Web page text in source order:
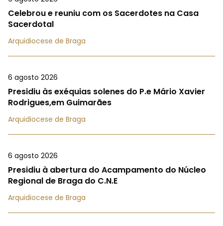
Celebrou e reuniu com os Sacerdotes na Casa
Sacerdotal
Arquidiocese de Braga
6 agosto 2026
Presidiu às exéquias solenes do P.e Mário Xavier
Rodrigues,em Guimarães
Arquidiocese de Braga
6 agosto 2026
Presidiu à abertura do Acampamento do Núcleo
Regional de Braga do C.N.E
Arquidiocese de Braga